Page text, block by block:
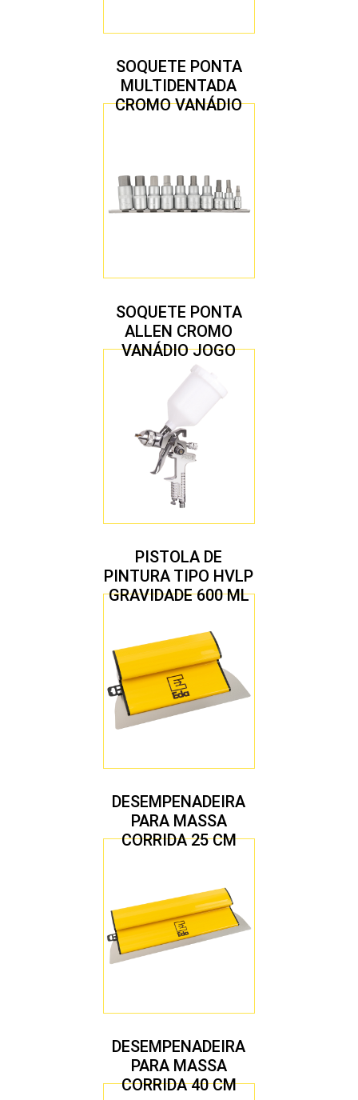
SOQUETE PONTA
MULTIDENTADA
CROMO VANÁDIO
SOQUETE PONTA
ALLEN CROMO
VANÁDIO JOGO
COM 10 PEÇAS
PISTOLA DE
PINTURA TIPO HVLP
GRAVIDADE 600 ML
1,7 MM
DESEMPENADEIRA
PARA MASSA
CORRIDA 25 CM
DESEMPENADEIRA
PARA MASSA
CORRIDA 40 CM